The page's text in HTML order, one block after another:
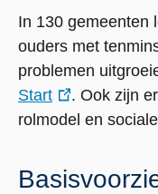
In 130 gemeenten
ouders met
problemen
Start
externe
. Ook zijn
rolmodel en
link